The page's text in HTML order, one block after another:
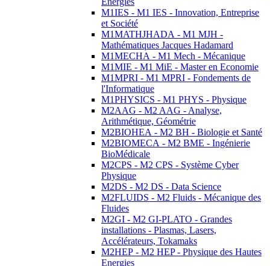
M1IES - M1 IES - Innovation, Entreprise
et Société
M1MATHJHADA - M1 MJH -
Mathématiques Jacques Hadamard
M1MECHA - M1 Mech - Mécanique
M1MIE - M1 MiE - Master en Economie
M1MPRI - M1 MPRI - Fondements de
l'Informatique
M1PHYSICS - M1 PHYS - Physique
M2AAG - M2 AAG - Analyse,
Arithmétique, Géométrie
M2BIOHEA - M2 BH - Biologie et Santé
M2BIOMECA - M2 BME - Ingénierie
BioMédicale
M2CPS - M2 CPS - Système Cyber
Physique
M2DS - M2 DS - Data Science
M2FLUIDS - M2 Fluids - Mécanique des
Fluides
M2GI - M2 GI-PLATO - Grandes
installations - Plasmas, Lasers,
Accélérateurs, Tokamaks
M2HEP - M2 HEP - Physique des Hautes
Energies